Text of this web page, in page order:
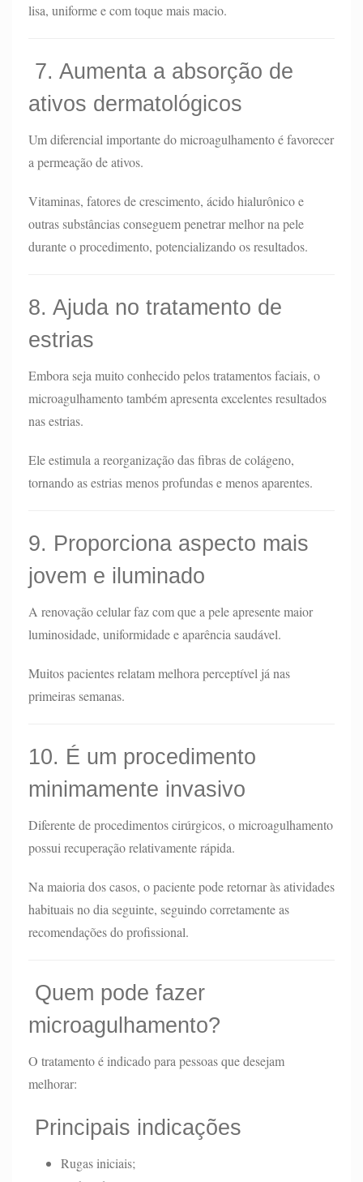
lisa, uniforme e com toque mais macio.
7. Aumenta a absorção de
ativos dermatológicos
Um diferencial importante do microagulhamento é favorecer
a permeação de ativos.
Vitaminas, fatores de crescimento, ácido hialurônico e
outras substâncias conseguem penetrar melhor na pele
durante o procedimento, potencializando os resultados.
8. Ajuda no tratamento de
estrias
Embora seja muito conhecido pelos tratamentos faciais, o
microagulhamento também apresenta excelentes resultados
nas estrias.
Ele estimula a reorganização das fibras de colágeno,
tornando as estrias menos profundas e menos aparentes.
9. Proporciona aspecto mais
jovem e iluminado
A renovação celular faz com que a pele apresente maior
luminosidade, uniformidade e aparência saudável.
Muitos pacientes relatam melhora perceptível já nas
primeiras semanas.
10. É um procedimento
minimamente invasivo
Diferente de procedimentos cirúrgicos, o microagulhamento
possui recuperação relativamente rápida.
Na maioria dos casos, o paciente pode retornar às atividades
habituais no dia seguinte, seguindo corretamente as
recomendações do profissional.
Quem pode fazer
microagulhamento?
O tratamento é indicado para pessoas que desejam
melhorar:
Principais indicações
Rugas iniciais;